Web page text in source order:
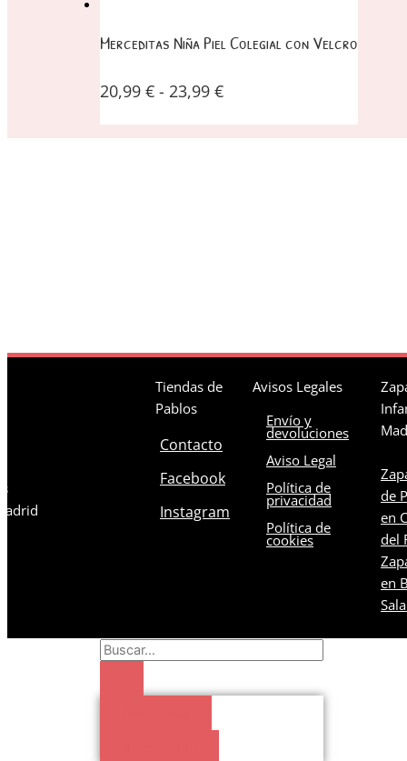
Merceditas Niña Piel Colegial con Velcro
20,99 € - 23,99 €
Tiendas de
Pablos
Contacto
Facebook
Instagram
Avisos Legales
Envío y
devoluciones
Aviso Legal
Política de
privacidad
Política de
cookies
de
en
del
en
Search